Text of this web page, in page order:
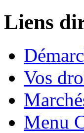
Liens
Vos
Menu